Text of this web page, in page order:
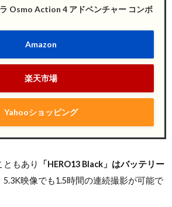
Osmo Action 4 アドベンチャー コンボ
Amazon
楽天市場
Yahooショッピング
もあり
「HERO13 Black」はバッテリー
5.3K映像でも1.5時間の連続撮影が可能で